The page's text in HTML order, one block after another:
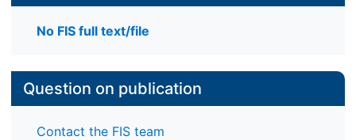
No FIS full text/file
Question on publication
Contact the FIS team